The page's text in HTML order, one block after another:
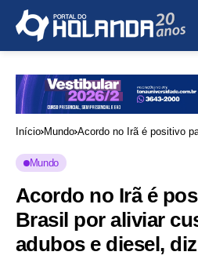
Início Mundo Acordo no Irã é positivo
Mundo
Acordo no Irã é
Brasil por aliviar
adubos e diesel,